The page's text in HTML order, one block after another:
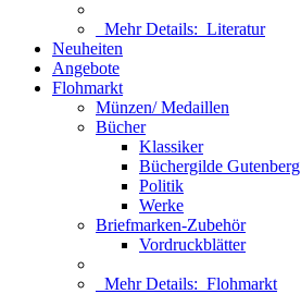
Mehr Details: Literatur
Neuheiten
Angebote
Flohmarkt
Münzen/ Medaillen
Bücher
Klassiker
Büchergilde Gutenberg
Politik
Werke
Briefmarken-Zubehör
Vordruckblätter
Mehr Details: Flohmarkt